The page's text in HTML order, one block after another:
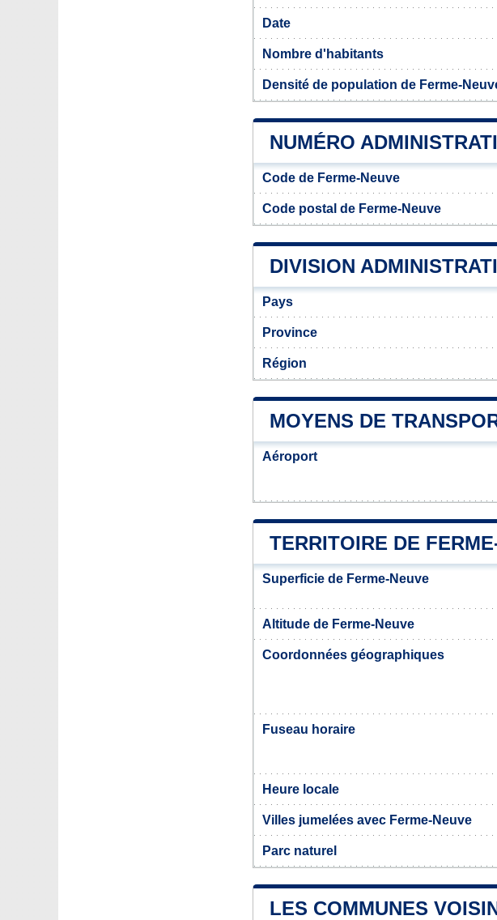
Date
Nombre d'habitants
Densité de population de Ferme-
NUMÉRO
Code de Ferme-Neuve
Code postal de Ferme-Neuve
DIVISION
Pays
Province
Région
MOYENS DE
Aéroport
TERRITOIRE DE
Superficie de Ferme-Neuve
Altitude de Ferme-Neuve
Coordonnées géographiques
Fuseau horaire
Heure locale
Villes jumelées avec Ferme-Neuve
Parc naturel
LES COMMUNES